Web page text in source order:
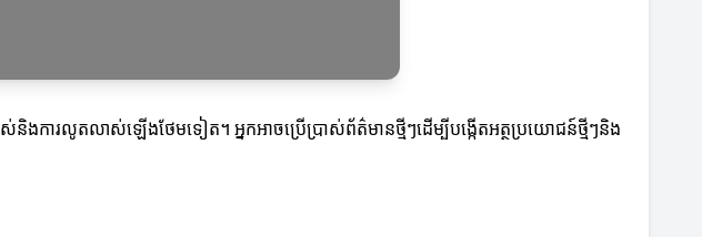
ការលូតលាស់ឡើងថែមទៀត។ អ្នកអាចប្រើប្រាស់ព័ត៌មានថ្មីៗដើម្បីបង្កើតអត្ថប្រយោជន៍ថ្មីៗនិង